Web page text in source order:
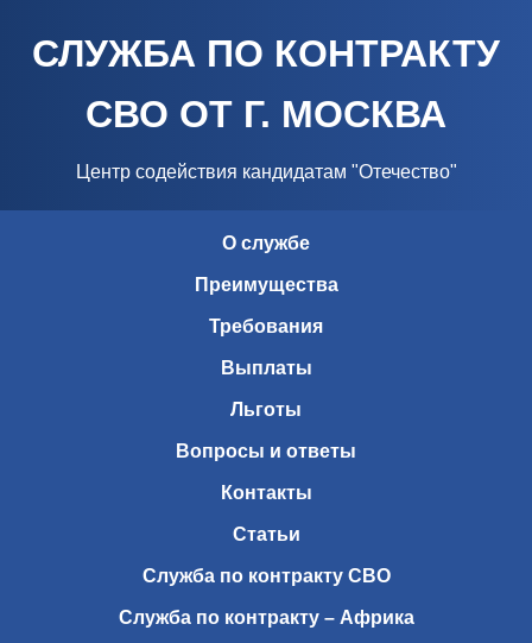
СЛУЖБА ПО КОНТРАКТУ
СВО ОТ Г. МОСКВА
Центр содействия кандидатам "Отечество"
О службе
Преимущества
Требования
Выплаты
Льготы
Вопросы и ответы
Контакты
Статьи
Служба по контракту СВО
Служба по контракту – Африка